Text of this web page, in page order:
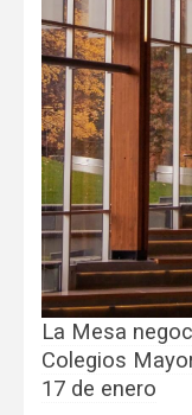
La Mesa
Colegios
17 de enero